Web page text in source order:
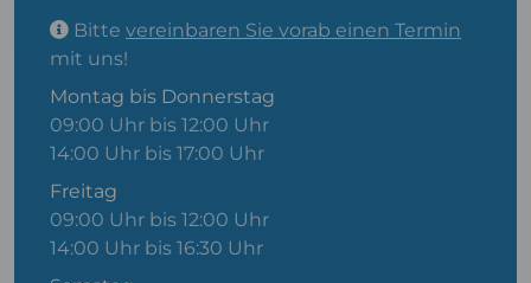
Bitte vereinbaren Sie vorab einen Termin
mit uns!
Montag bis Donnerstag
09:00 Uhr bis 12:00 Uhr
14:00 Uhr bis 17:00 Uhr
Freitag
09:00 Uhr bis 12:00 Uhr
14:00 Uhr bis 16:30 Uhr